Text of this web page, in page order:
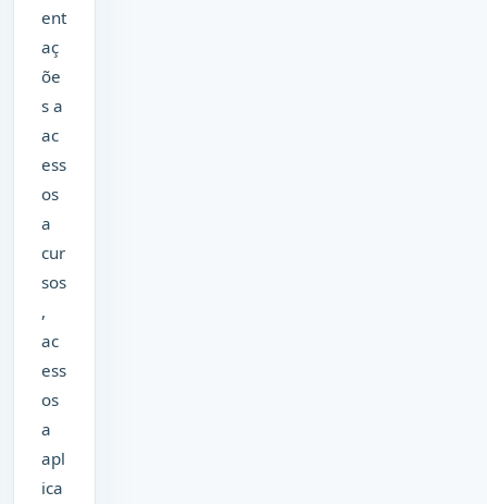
ent
aç
õe
s a
ac
ess
os
a
cur
sos
,
ac
ess
os
a
apl
ica